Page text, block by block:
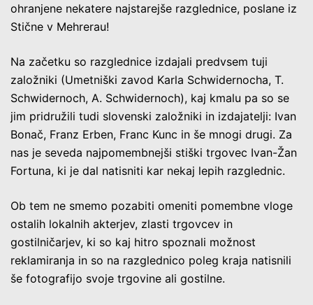
ohranjene nekatere najstarejše razglednice, poslane iz
Stične v Mehrerau!
Na začetku so razglednice izdajali predvsem tuji
založniki (Umetniški zavod Karla Schwidernocha, T.
Schwidernoch, A. Schwidernoch), kaj kmalu pa so se
jim pridružili tudi slovenski založniki in izdajatelji: Ivan
Bonač, Franz Erben, Franc Kunc in še mnogi drugi. Za
nas je seveda najpomembnejši stiški trgovec Ivan-Žan
Fortuna, ki je dal natisniti kar nekaj lepih razglednic.
Ob tem ne smemo pozabiti omeniti pomembne vloge
ostalih lokalnih akterjev, zlasti trgovcev in
gostilničarjev, ki so kaj hitro spoznali možnost
reklamiranja in so na razglednico poleg kraja natisnili
še fotografijo svoje trgovine ali gostilne.